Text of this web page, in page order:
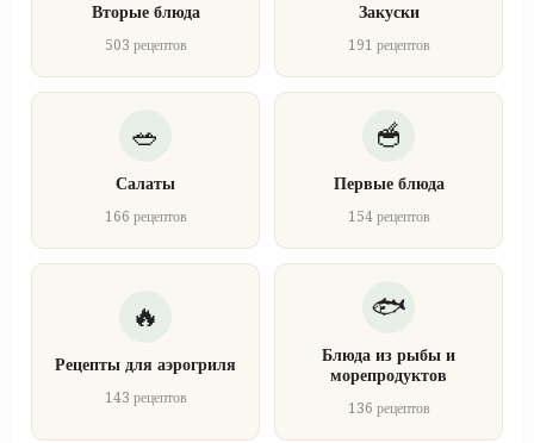
Вторые блюда
503 рецептов
Закуски
191 рецептов
Салаты
166 рецептов
Первые блюда
154 рецептов
Рецепты для аэрогриля
143 рецептов
Блюда из рыбы и
морепродуктов
136 рецептов